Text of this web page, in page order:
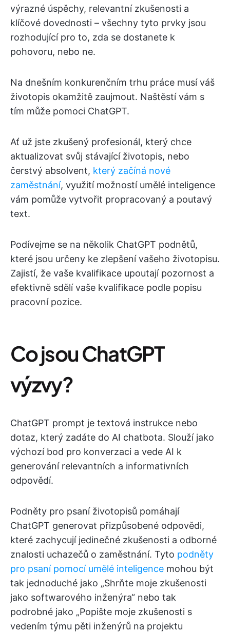
výrazné úspěchy, relevantní zkušenosti a
klíčové dovednosti – všechny tyto prvky jsou
rozhodující pro to, zda se dostanete k
pohovoru, nebo ne.
Na dnešním konkurenčním trhu práce musí váš
životopis okamžitě zaujmout. Naštěstí vám s
tím může pomoci ChatGPT.
Ať už jste zkušený profesionál, který chce
aktualizovat svůj stávající životopis, nebo
čerstvý absolvent, který začíná nové
zaměstnání, využití možností umělé inteligence
vám pomůže vytvořit propracovaný a poutavý
text.
Podívejme se na několik ChatGPT podnětů,
které jsou určeny ke zlepšení vašeho životopisu.
Zajistí, že vaše kvalifikace upoutají pozornost a
efektivně sdělí vaše kvalifikace podle popisu
pracovní pozice.
Co jsou ChatGPT
výzvy?
ChatGPT prompt je textová instrukce nebo
dotaz, který zadáte do AI chatbota. Slouží jako
výchozí bod pro konverzaci a vede AI k
generování relevantních a informativních
odpovědí.
Podněty pro psaní životopisů pomáhají
ChatGPT generovat přizpůsobené odpovědi,
které zachycují jedinečné zkušenosti a odborné
znalosti uchazečů o zaměstnání. Tyto podněty
pro psaní pomocí umělé inteligence mohou být
tak jednoduché jako „Shrňte moje zkušenosti
jako softwarového inženýra“ nebo tak
podrobné jako „Popište moje zkušenosti s
vedením týmu pěti inženýrů na projektu